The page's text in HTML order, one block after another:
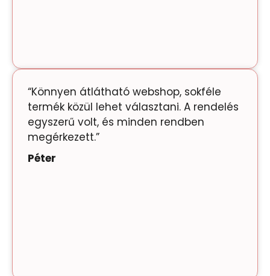
“Könnyen átlátható webshop, sokféle
termék közül lehet választani. A rendelés
egyszerű volt, és minden rendben
megérkezett.”
Péter